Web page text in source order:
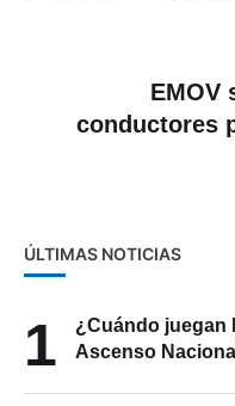
EMOV
conductores
ÚLTIMAS NOTICIAS
1
¿Cuándo juegan
Ascenso